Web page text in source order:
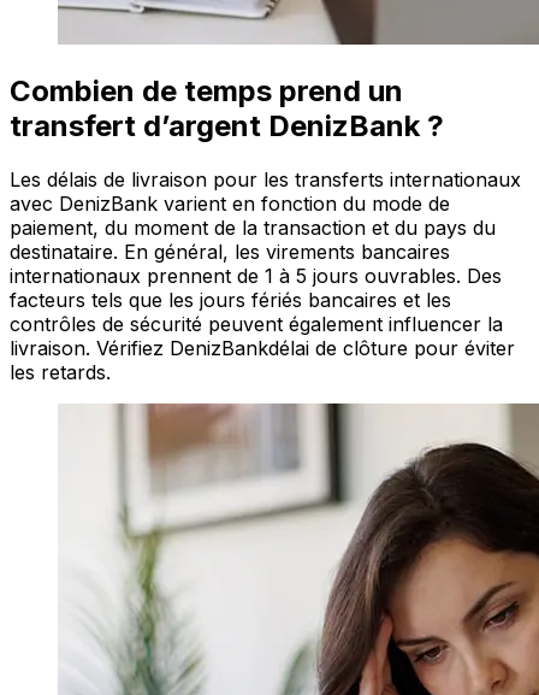
Combien de temps prend un
transfert d’argent DenizBank ?
Les délais de livraison pour les transferts internationaux
avec DenizBank varient en fonction du mode de
paiement, du moment de la transaction et du pays du
destinataire. En général, les virements bancaires
internationaux prennent de 1 à 5 jours ouvrables. Des
facteurs tels que les jours fériés bancaires et les
contrôles de sécurité peuvent également influencer la
livraison. Vérifiez DenizBankdélai de clôture pour éviter
les retards.